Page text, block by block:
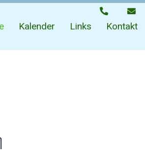
Kalender Links Kontakt